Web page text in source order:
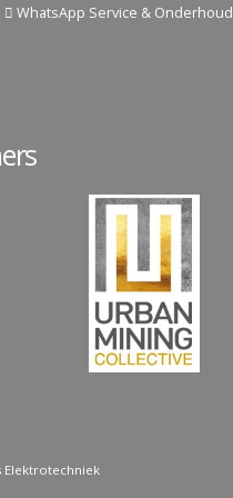
WhatsApp Service & Onderhoud
Elektrotechniek